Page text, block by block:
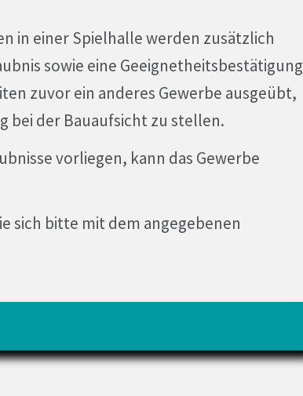
in einer Spielhalle werden zusätzlich
sowie eine Geeignetheitsbestätigung
zuvor ein anderes Gewerbe ausgeübt,
bei der Bauaufsicht zu stellen.
vorliegen, kann das Gewerbe
sich bitte mit dem angegebenen